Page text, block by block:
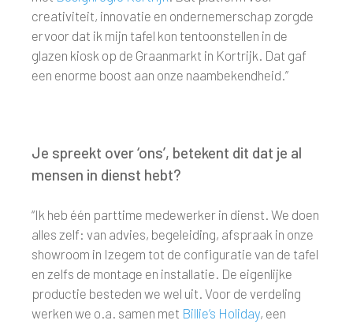
creativiteit, innovatie en ondernemerschap zorgde
ervoor dat ik mijn tafel kon tentoonstellen in de
glazen kiosk op de Graanmarkt in Kortrijk. Dat gaf
een enorme boost aan onze naambekendheid.”
Je spreekt over ‘ons’, betekent dit dat je al
mensen in dienst hebt?
“Ik heb één parttime medewerker in dienst. We doen
alles zelf: van advies, begeleiding, afspraak in onze
showroom in Izegem tot de configuratie van de tafel
en zelfs de montage en installatie. De eigenlijke
productie besteden we wel uit. Voor de verdeling
werken we o.a. samen met Billie’s Holiday, een